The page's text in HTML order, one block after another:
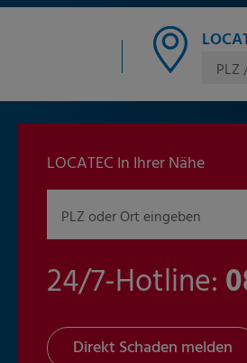
PLZ
LOCATEC In Ihrer Nähe
PLZ oder Ort eingeben
24/7-Hotline:
Direkt Schaden melden